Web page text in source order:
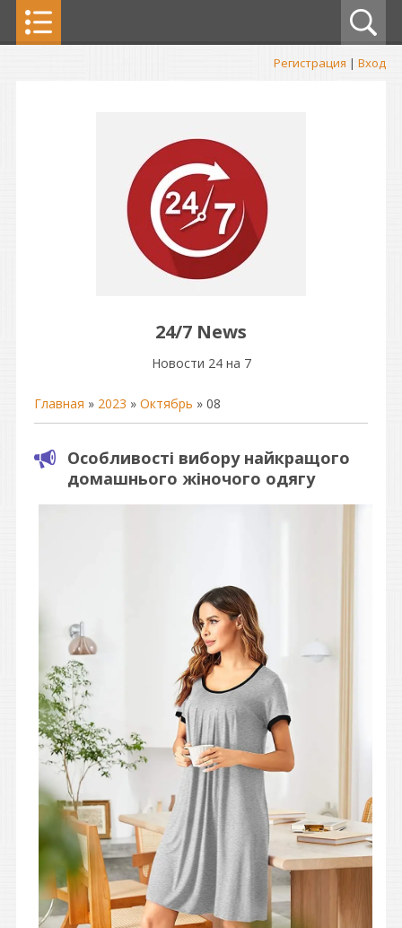
Регистрация | Вход
24/7 News
Новости 24 на 7
Главная » 2023 » Октябрь » 08
Особливості вибору найкращого
домашнього жіночого одягу